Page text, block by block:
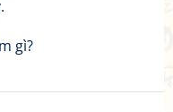
gì?